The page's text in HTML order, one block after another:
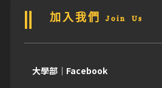
加入我們 Join Us
大學部｜Facebook